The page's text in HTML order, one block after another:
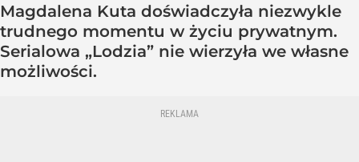
Magdalena Kuta doświadczyła niezwykle
trudnego momentu w życiu prywatnym.
Serialowa „Lodzia” nie wierzyła we własne
możliwości.